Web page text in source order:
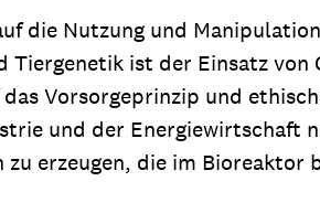
die Nutzung und
Tiergenetik ist der Einsatz
Vorsorgeprinzip und
und der
erzeugen, die im